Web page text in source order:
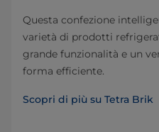
Questa confezione
varietà di prodotti
grande funzionalità e un
forma efficiente.
Scopri di più su Tetra Brik